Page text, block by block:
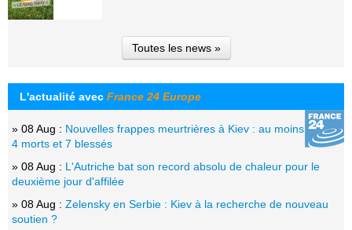
Toutes les news »
L'actualité avec France 24 Europe
» 08 Aug : Nouvelles frappes meurtrières à Kiev : au moins
4 morts et 7 blessés
» 08 Aug : L'Autriche bat son record absolu de chaleur pour le
deuxième jour d'affilée
» 08 Aug : Zelensky en Serbie : Kiev à la recherche de nouveau
soutien ?